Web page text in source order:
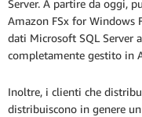
Server. A partire da oggi,
Amazon FSx for Windows
dati Microsoft SQL Server
completamente gestito in
Inoltre, i clienti che
distribuiscono in genere